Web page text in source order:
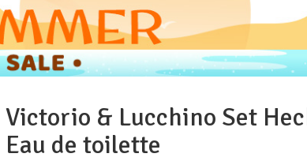
Victorio & Lucchino Set
Eau de toilette